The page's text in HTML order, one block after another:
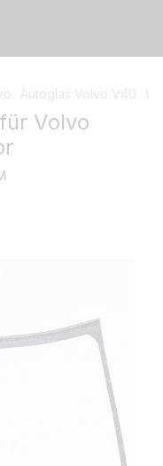
Autoglas Volvo V40
Volvo